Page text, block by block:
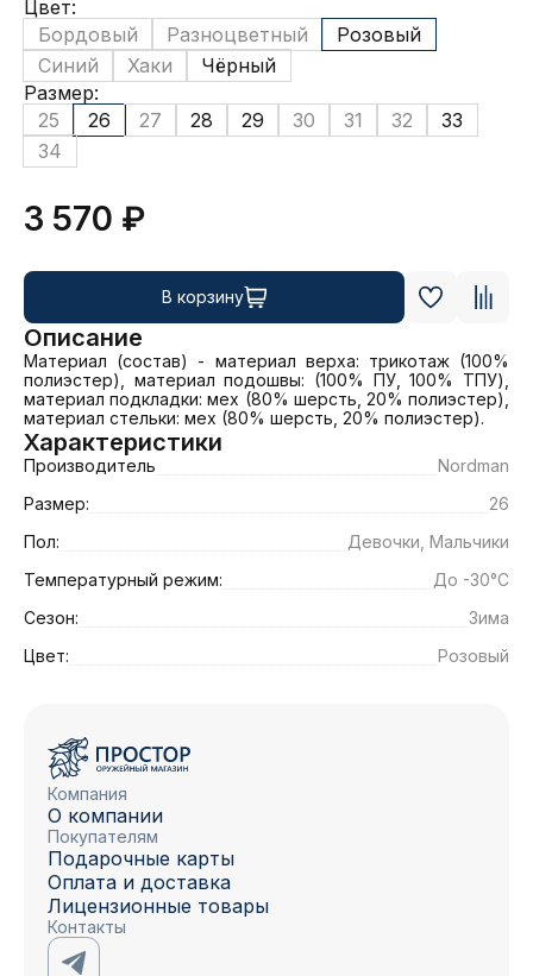
Цвет:
Бордовый
Разноцветный
Розовый
Синий
Хаки
Чёрный
Размер:
25
26 27 28 29 30 31 32
33
34
3 570 ₽
В корзину
Описание
Материал (состав) - материал верха: трикотаж (100%
полиэстер), материал подошвы: (100% ПУ, 100% ТПУ),
материал подкладки: мех (80% шерсть, 20% полиэстер),
материал стельки: мех (80% шерсть, 20% полиэстер).
Характеристики
Производитель
Nordman
Размер:
26
Пол:
Девочки, Мальчики
Температурный режим:
До -30°C
Сезон:
Зима
Цвет:
Розовый
Компания
О компании
Покупателям
Подарочные карты
Оплата и доставка
Лицензионные товары
Контакты